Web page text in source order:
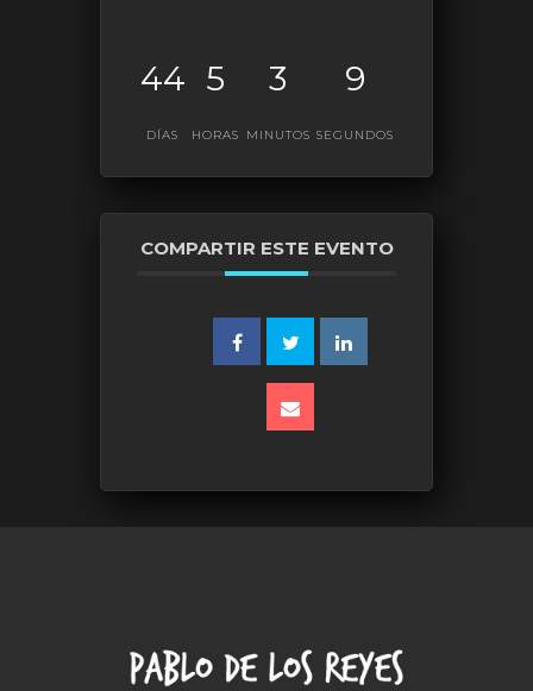
44
DÍAS
5
HORAS
3
MINUTOS
9
SEGUNDOS
COMPARTIR ESTE EVENTO